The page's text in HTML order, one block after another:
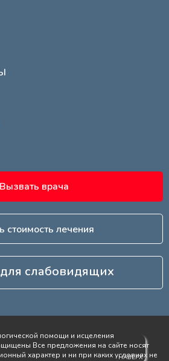
Вызвать врача
стоимость лечения
слабовидящих
помощи и исцеления
Все предложения на сайте носят
характер и ни при каких условиях не
НАВЕРХ